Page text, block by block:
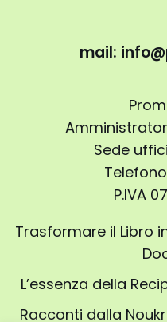
mail:
Sede
P.IVA
Trasformare il Libro
L’essenza della
Racconti dalla